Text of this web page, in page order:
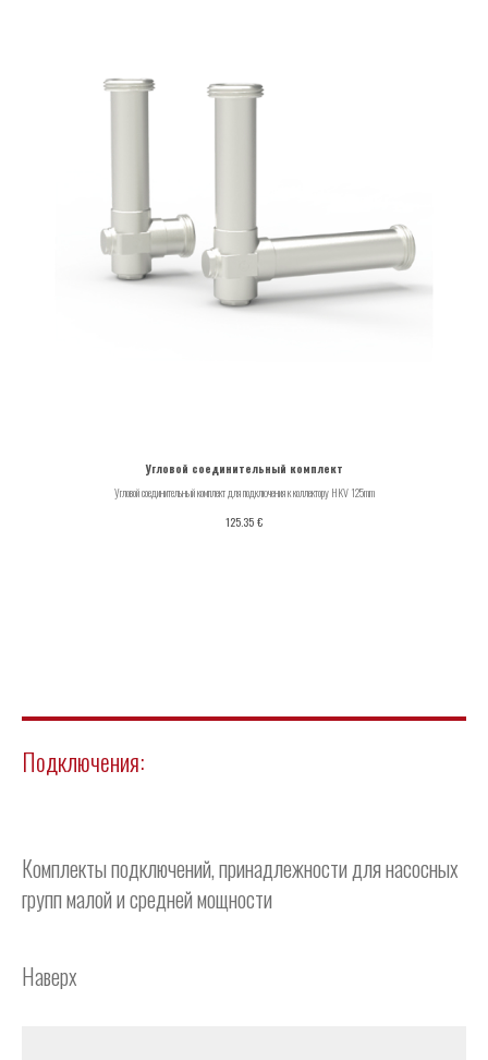
Угловой соединительный комплект
Угловой соединительный комплект для подключения к коллектору HKV 125mm
125.35 €
Подключения:
Комплекты подключений, принадлежности для насосных
групп малой и средней мощности
Наверх